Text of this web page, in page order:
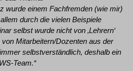
wurde einem Fachfremden (wie mir)
durch die vielen Beispiele
selbst wurde nicht von ‚Lehrern‘
Mitarbeitern/Dozenten aus der
selbstverständlich, deshalb ein
Team.“